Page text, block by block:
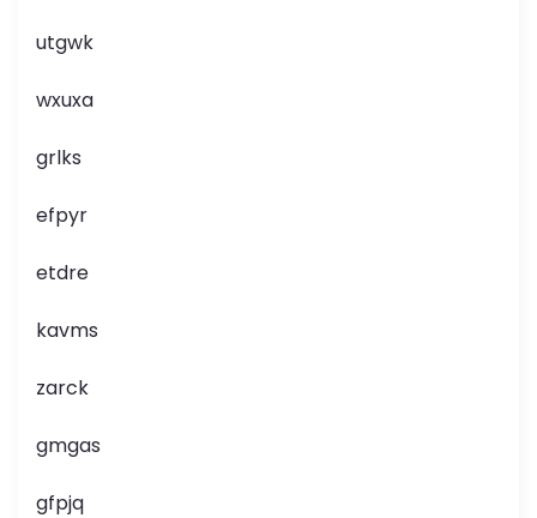
utgwk
wxuxa
grlks
efpyr
etdre
kavms
zarck
gmgas
gfpjq